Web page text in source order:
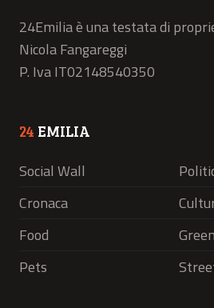
24Emilia è una testata di
Nicola Fangareggi
P. Iva IT02148540350
24 EMILIA
Social Wall
Cronaca
Food
Green
Pets